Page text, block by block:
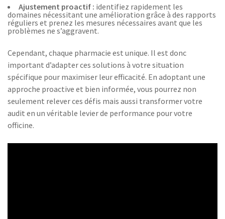
Ajustement proactif : identifiez rapidement les
domaines nécessitant une amélioration grâce à des rapports
réguliers et prenez les mesures nécessaires avant que les
problèmes ne s’aggravent.
Cependant, chaque pharmacie est unique. Il est donc
important d’adapter ces solutions à votre situation
spécifique pour maximiser leur efficacité. En adoptant une
approche proactive et bien informée, vous pourrez non
seulement relever ces défis mais aussi transformer votre
audit en un véritable levier de performance pour votre
officine.